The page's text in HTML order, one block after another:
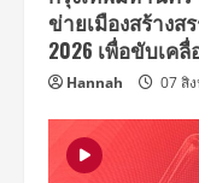
ข่ายเมืองสร้างส
2026 เพื่อขับเค
Hannah 07 สิ